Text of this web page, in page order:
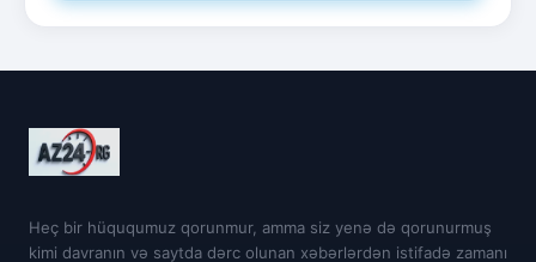
Heç bir hüququmuz qorunmur, amma siz yenə də qorunurmuş
kimi davranın və saytda dərc olunan xəbərlərdən istifadə zamanı